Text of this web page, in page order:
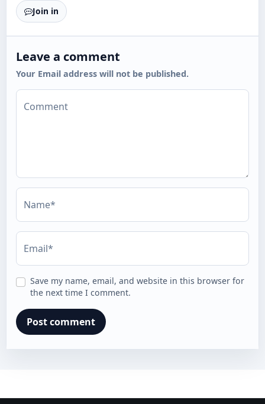
Join in
Leave a comment
Your Email address will not be published.
Comment
Name*
Email*
Save my name, email, and website in this browser for
the next time I comment.